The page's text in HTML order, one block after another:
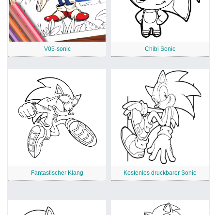
V05-sonic Chibi Sonic
Fantastischer Klang Kostenlos druckbarer Sonic